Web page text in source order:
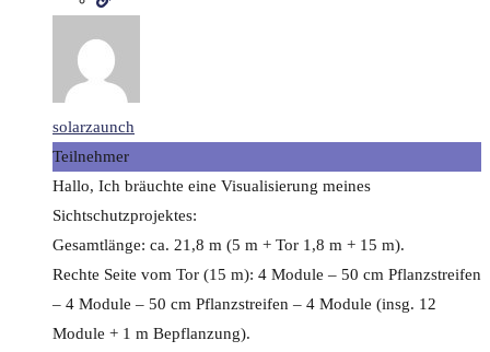
solarzaunch
Teilnehmer
Hallo, Ich bräuchte eine Visualisierung meines
Sichtschutzprojektes:
Gesamtlänge: ca. 21,8 m (5 m + Tor 1,8 m + 15 m).
Rechte Seite vom Tor (15 m): 4 Module – 50 cm Pflanzstreifen
– 4 Module – 50 cm Pflanzstreifen – 4 Module (insg. 12
Module + 1 m Bepflanzung).